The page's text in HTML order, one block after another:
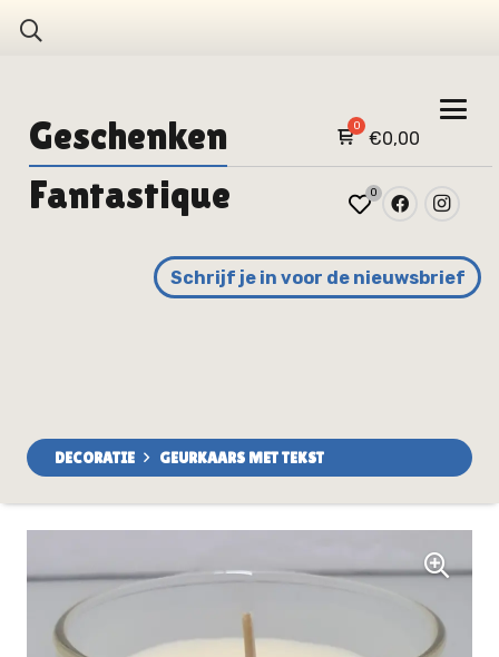
Geschenken €0,00
Fantastique 0
Schrijf je in voor de nieuwsbrief
DECORATIE GEURKAARS MET TEKST